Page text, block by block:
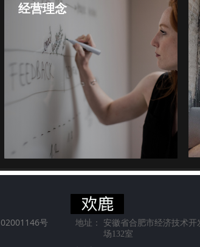
合作有起点，服务无止境
经营理念
地址：
安徽省合肥市经济技术开
场132室
号